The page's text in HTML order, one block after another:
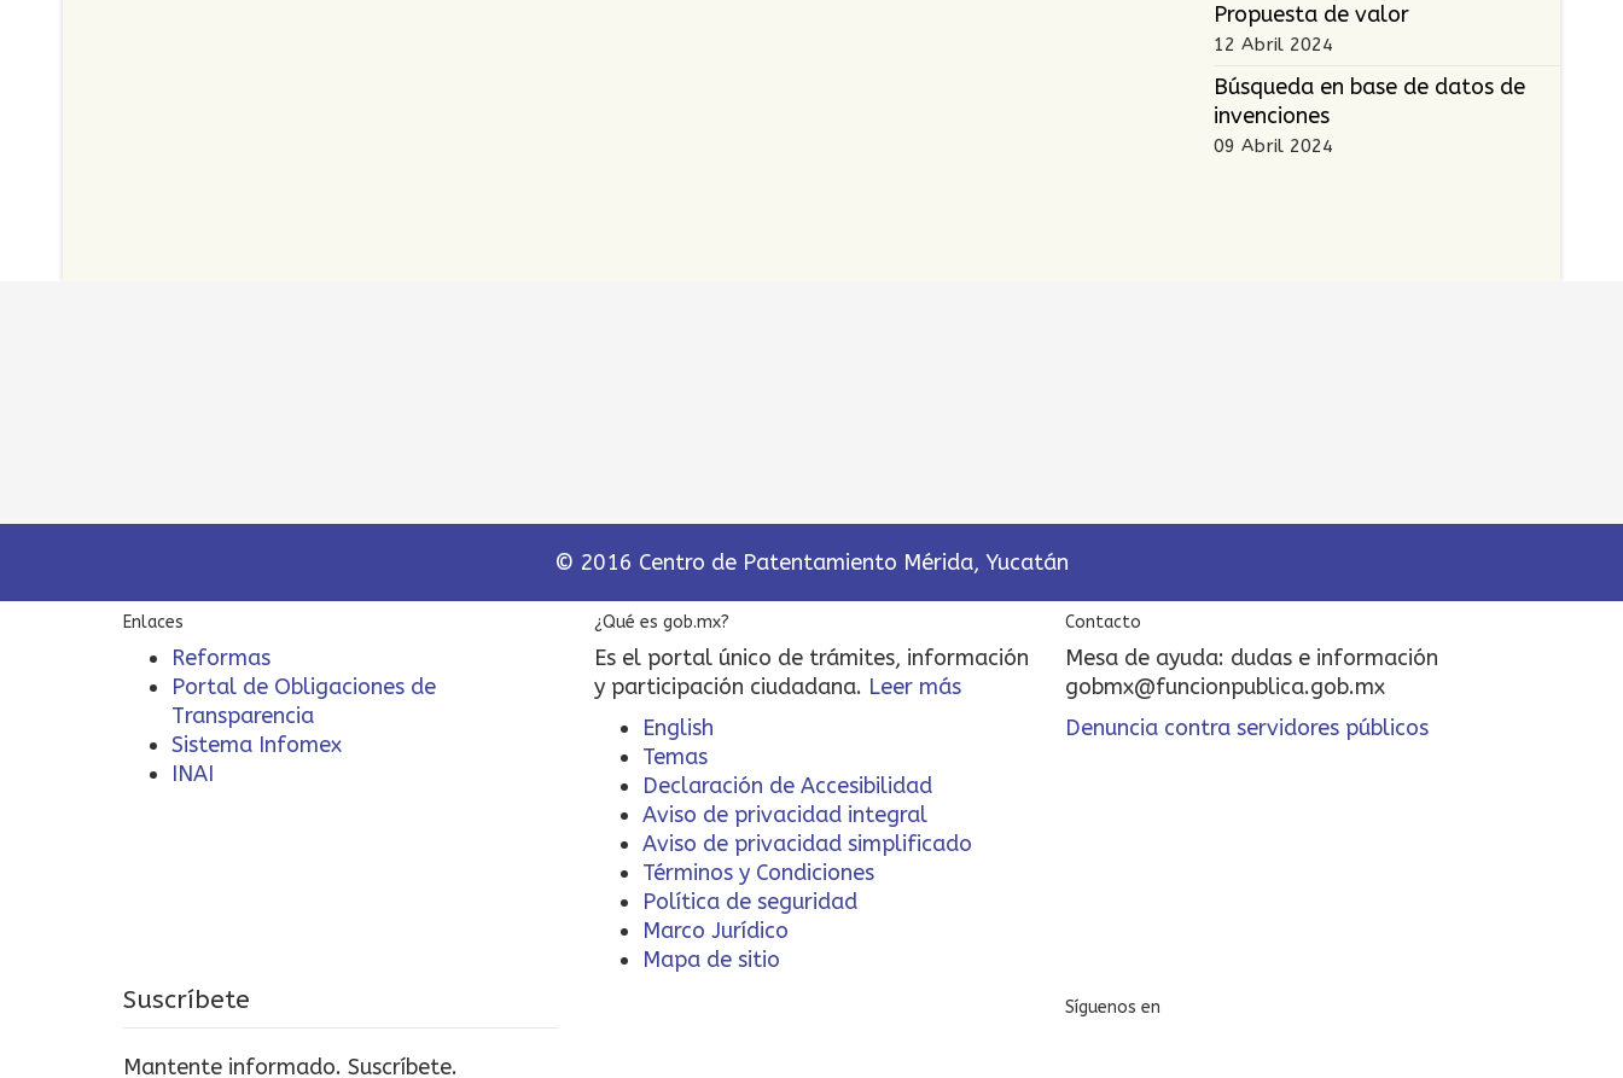
Propuesta de valor
12 Abril 2024
Búsqueda en base de datos de
invenciones
09 Abril 2024
© 2016 Centro de Patentamiento Mérida, Yucatán
Enlaces
Reformas
Portal de Obligaciones de
Transparencia
Sistema Infomex
INAI
¿Qué es gob.mx?
Es el portal único de trámites, información
y participación ciudadana. Leer más
English
Temas
Declaración de Accesibilidad
Aviso de privacidad integral
Aviso de privacidad simplificado
Términos y Condiciones
Política de seguridad
Marco Jurídico
Mapa de sitio
Contacto
Mesa de ayuda: dudas e información
gobmx@funcionpublica.gob.mx
Denuncia contra servidores públicos
Suscríbete
Mantente informado. Suscríbete.
Síguenos en